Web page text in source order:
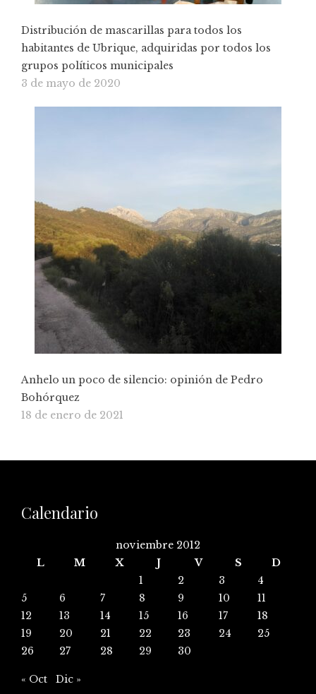
Distribución de mascarillas para todos los
habitantes de Ubrique, adquiridas por todos los
grupos políticos municipales
3 de mayo de 2020
Anhelo un poco de silencio: opinión de Pedro
Bohórquez
18 de enero de 2021
Calendario
noviembre 2012
L
M X J V S
D
1
2 3
4
5
6 7 8 9 10
11
12
13 14 15 16 17
18
19
20 21 22 23 24
25
26
27 28 29 30
« Oct Dic »